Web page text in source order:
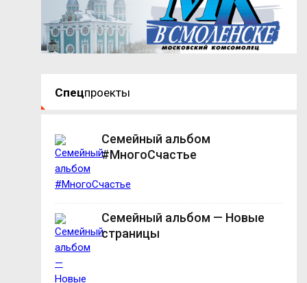
Спецпроекты
Семейный альбом
#МногоСчастье
Семейный альбом — Новые
страницы